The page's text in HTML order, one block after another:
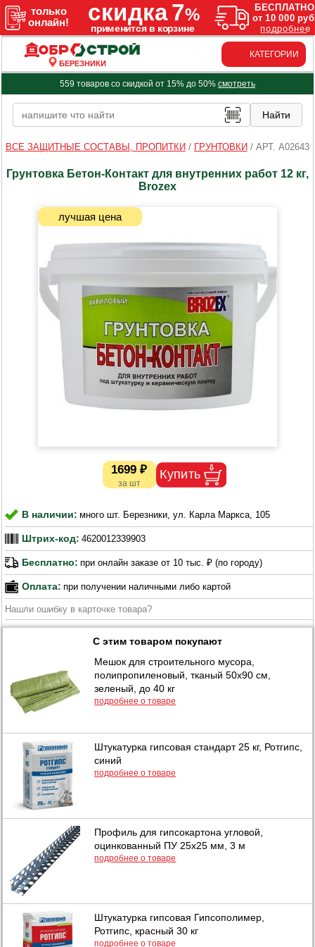
БЕРЕЗНИКИ
КАТЕГОРИИ
559 товаров со скидкой от 15% до 50% смотреть
ВСЕ ЗАЩИТНЫЕ СОСТАВЫ, ПРОПИТКИ / ГРУНТОВКИ / АРТ. A02643
Грунтовка Бетон-Контакт для внутренних работ 12 кг,
Brozex
1699 ₽
В наличии: много шт. Березники, ул. Карла Маркса, 105
Штрих-код: 4620012339903
Бесплатно: при онлайн заказе от 10 тыс. ₽ (по городу)
Оплата: при получении наличными либо картой
Нашли ошибку в карточке товара?
С этим товаром покупают
Мешок для строительного мусора,
полипропиленовый, тканый 50х90 см,
зеленый, до 40 кг
подробнее о товаре
Штукатурка гипсовая стандарт 25 кг, Ротгипс,
синий
подробнее о товаре
Профиль для гипсокартона угловой,
оцинкованный ПУ 25х25 мм, 3 м
подробнее о товаре
Штукатурка гипсовая Гипсополимер,
Ротгипс, красный 30 кг
подробнее о товаре